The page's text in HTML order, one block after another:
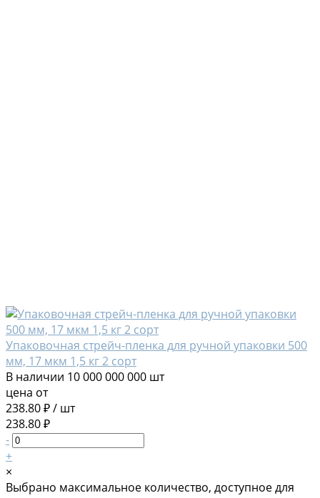
Упаковочная стрейч-пленка для ручной упаковки 500
мм, 17 мкм 1,5 кг 2 сорт
В наличии 10 000 000 000 шт
цена от
238.80 ₽/ шт
238.80 ₽
-
+
×
Выбрано максимальное количество, доступное для